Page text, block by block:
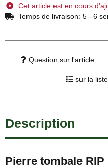
Cet article est en cours
Temps de livraison: 5 - 6
Question sur l'article
sur la
Description
Pierre tombale RIP